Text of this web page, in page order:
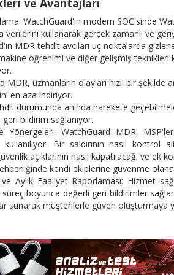
WatchGuard'ın modern SOC'sinde
verilerini kullanarak gerçek zamanlı ve
MDR tehdit avcıları uç noktalarda
öğrenimi ve diğer gelişmiş
uzmanların olayları hızlı bir şekilde
en aza indiriyor.
durumunda anında harekete
bildirim sağlanıyor.
Yönergeleri: WatchGuard MDR,
Bir saldırının nasıl kontrol
açıklarının nasıl kapatılacağı ve ek
kendi ekiplerine güvenme
Aylık Faaliyet Raporlaması: Hizmet
boyunca değerli geri bildirimler
sunarak müşterilerle güven oluşturmaya